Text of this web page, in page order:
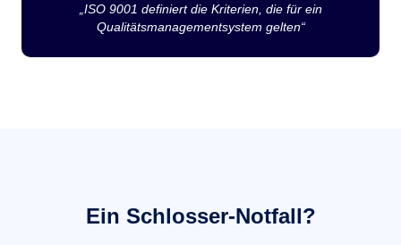
„ISO 9001 definiert die Kriterien, die für ein
Qualitätsmanagementsystem gelten“
Ein Schlosser-Notfall?